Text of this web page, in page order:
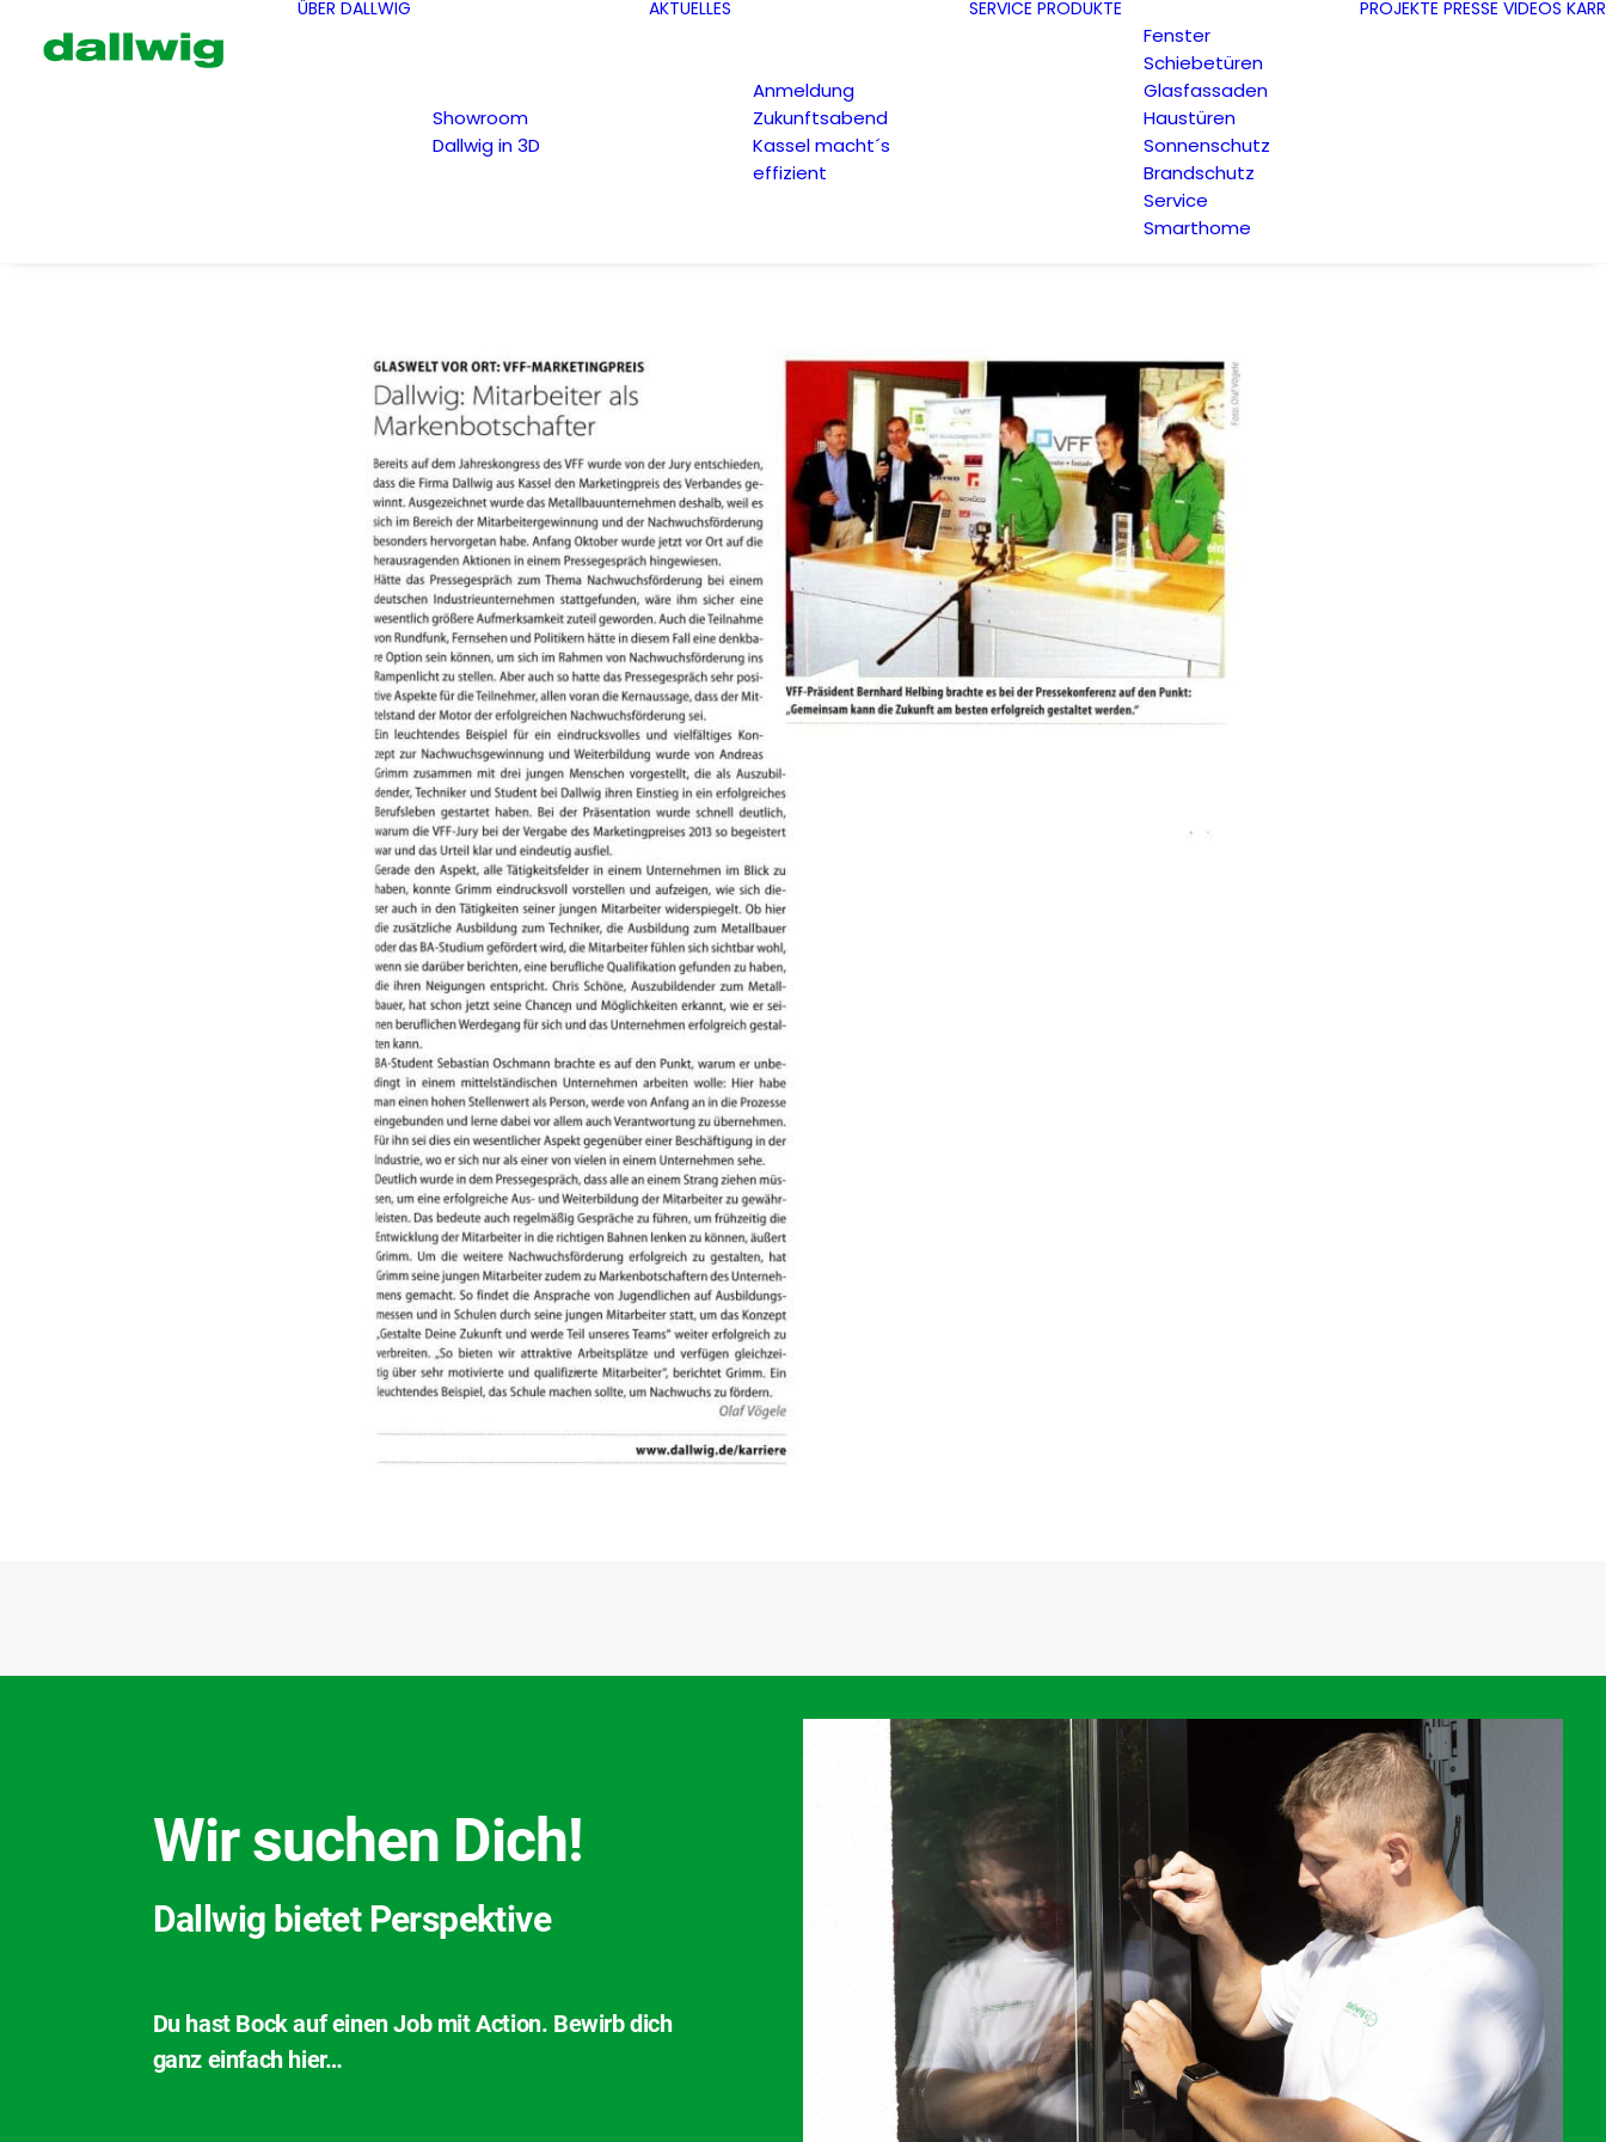
ÜBER DALLWIG
Showroom
Dallwig in 3D
AKTUELLES
Anmeldung
Zukunftsabend
Kassel macht´s
effizient
SERVICE PRODUKTE
Fenster
Schiebetüren
Glasfassaden
Haustüren
Sonnenschutz
Brandschutz
Service
Smarthome
PROJEKTE PRESSE VIDEOS
Wir suchen Dich!
Dallwig bietet Perspektive
Du hast Bock auf einen Job mit Action. Bewirb dich
ganz einfach hier…